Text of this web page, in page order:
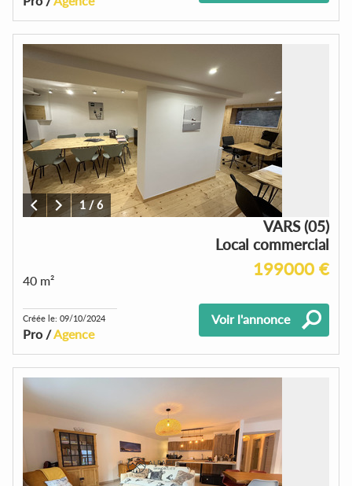
1/6
VARS (05)
Local commercial
199000 €
40 m²
Créée le: 09/10/2024
Pro /Agence
Voir l'annonce